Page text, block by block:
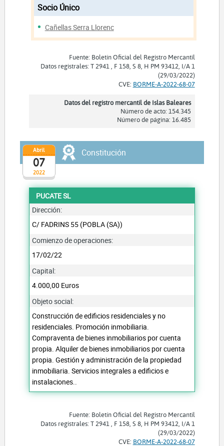
Socio Único
Cañellas Serra Llorenc
Fuente: Boletín Oficial del Registro Mercantil
Datos registrales: T 2941 , F 158, S 8, H PM 93412, I/A 1
(29/03/2022)
CVE: BORME-A-2022-68-07
Datos del registro mercantil de Islas Baleares
Número de acto: 154.345
Número de página: 16.485
2022
Abril
07
Constitución
PUCATE SL
Dirección:
C/ FADRINS 55 (POBLA (SA))
Comienzo de operaciones:
17/02/22
Capital:
4.000,00 Euros
Objeto social:
Construcción de edificios residenciales y no
residenciales. Promoción inmobiliaria.
Compraventa de bienes inmobiliarios por cuenta
propia. Alquiler de bienes inmobiliarios por cuenta
propia. Gestión y administración de la propiedad
inmobiliaria. Servicios integrales a edificios e
instalaciones..
Fuente: Boletín Oficial del Registro Mercantil
Datos registrales: T 2941 , F 158, S 8, H PM 93412, I/A 1
(29/03/2022)
CVE: BORME-A-2022-68-07